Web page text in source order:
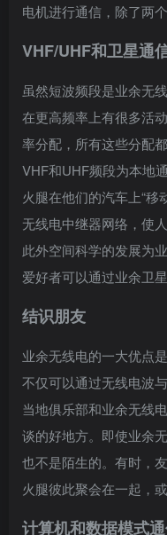
电机进行通信，除了两
VHF/UHF和卫星通
虽然短波频段是业余无
在更高频率上有很多活
率分配，所有这些分配
VHF和UHF频段为本地
火腿在他们的汽车上“移
无线电中继器网络，使
此外空间科学的发展为
爱好者可以通过业余卫
结识朋友
业余无线电的一大优点
不仅可以通过无线电波
当地俱乐部和业余无线
谈的好地方。即使业余
也不是陌生的。有时，
火腿彼此聚会在一起，
计算机和数据模式